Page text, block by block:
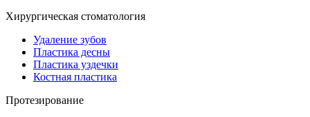
Хирургическая стоматология
Удаление зубов
Пластика десны
Пластика уздечки
Костная пластика
Протезирование